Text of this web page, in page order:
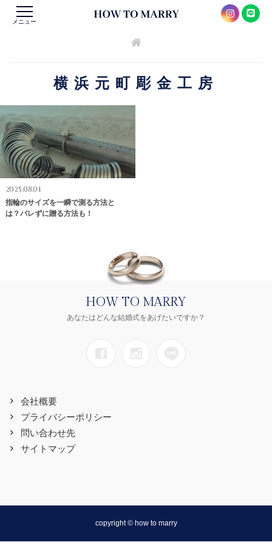
メニュー
横浜元町彫金工房
2025.08.01
指輪のサイズを一瞬で測る方法と
は？バレずに贈る方法も！
HOW TO MARRY
あなたはどんな結婚式をあげたいですか？
会社概要
プライバシーポリシー
問い合わせ先
サイトマップ
copyright © how to marry